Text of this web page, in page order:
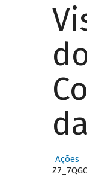
Ações